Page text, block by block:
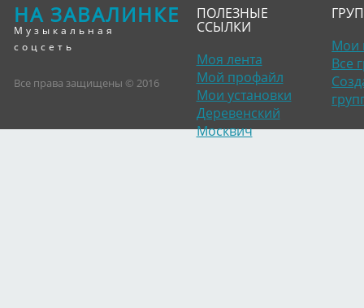
НА ЗАВАЛИНКЕ
Музыкальная
соцсеть
Все права защищены © 2016
ПОЛЕЗНЫЕ
ССЫЛКИ
Моя лента
Мой профайл
Мои установки
Деревенский
Москвич
Мои
Все